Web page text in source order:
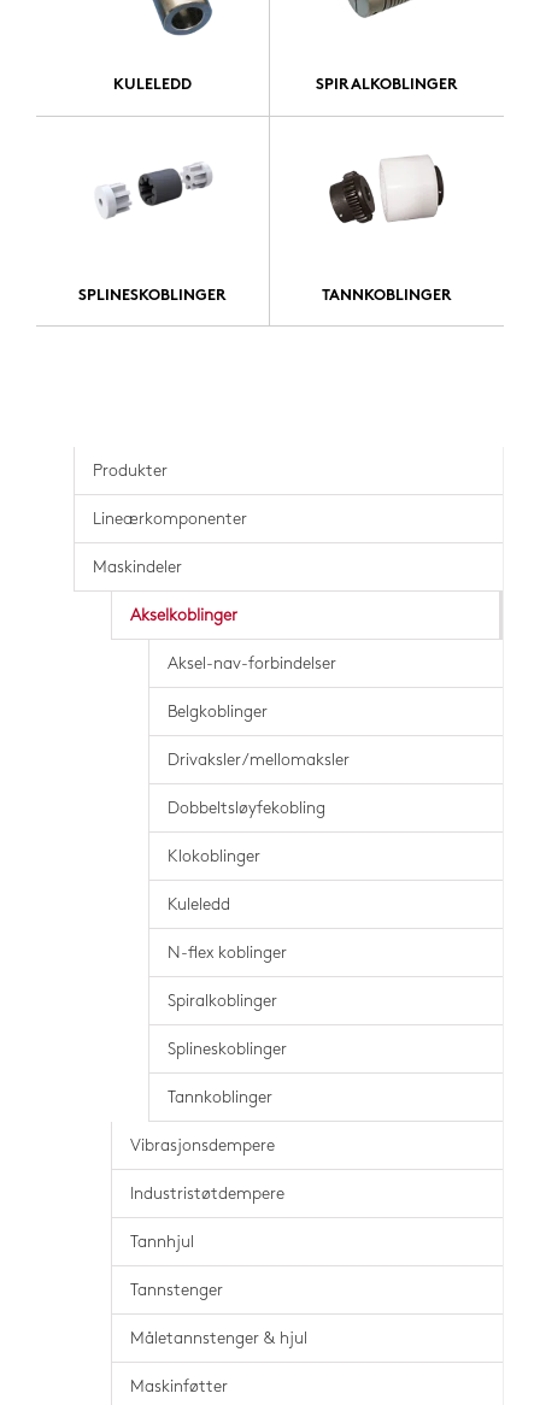
KULELEDD SPIRALKOBLINGER
SPLINESKOBLINGER TANNKOBLINGER
Produkter
Lineærkomponenter
Maskindeler
Akselkoblinger
Aksel-nav-forbindelser
Belgkoblinger
Drivaksler/mellomaksler
Dobbeltsløyfekobling
Klokoblinger
Kuleledd
N-flex koblinger
Spiralkoblinger
Splineskoblinger
Tannkoblinger
Vibrasjonsdempere
Industristøtdempere
Tannhjul
Tannstenger
Måletannstenger & hjul
Maskinføtter